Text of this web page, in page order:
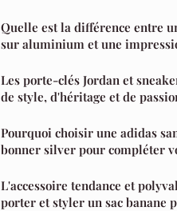
Quelle est la différence entre
sur aluminium et une
Les porte-clés Jordan et
de style, d'héritage et de
Pourquoi choisir une adidas
bonner silver pour compléter
L'accessoire tendance et
porter et styler un sac banane